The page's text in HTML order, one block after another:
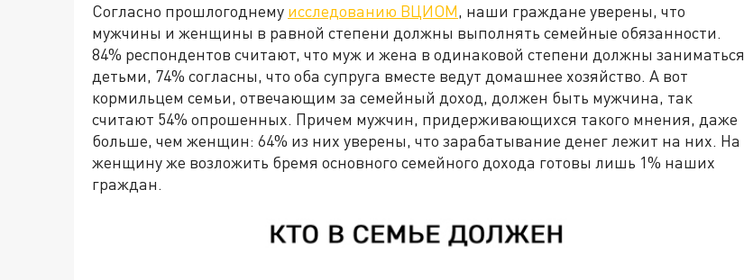
Согласно прошлогоднему исследованию ВЦИОМ, наши граждане уверены, что
мужчины и женщины в равной степени должны выполнять семейные обязанности.
84% респондентов считают, что муж и жена в одинаковой степени должны заниматься
детьми, 74% согласны, что оба супруга вместе ведут домашнее хозяйство. А вот
кормильцем семьи, отвечающим за семейный доход, должен быть мужчина, так
считают 54% опрошенных. Причем мужчин, придерживающихся такого мнения, даже
больше, чем женщин: 64% из них уверены, что зарабатывание денег лежит на них. На
женщину же возложить бремя основного семейного дохода готовы лишь 1% наших
граждан.